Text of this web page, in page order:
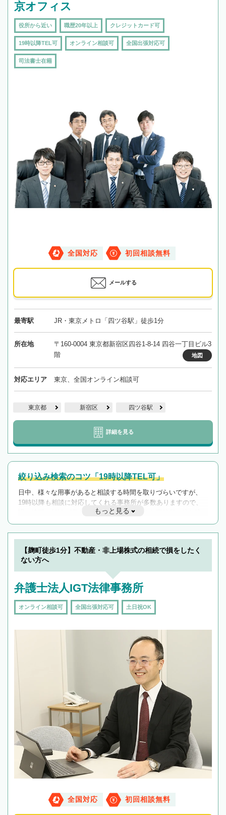
京オフィス
役所から近い 職歴20年以上 クレジットカード可
19時以降TEL可 オンライン相談可 全国出張対応可
司法書士在籍
全国対応 初回相談無料
メールする
最寄駅 JR・東京メトロ「四ツ谷駅」徒歩1分
所在地
〒160-0004 東京都新宿区四谷1-8-14 四谷一丁目ビル3
階
地図
対応エリア 東京、全国オンライン相談可
東京都 新宿区 四ツ谷駅
詳細を見る
絞り込み検索のコツ「19時以降TEL可」
日中、様々な用事があると相談する時間を取りづらいですが、
19時以降も相談に対応してくれる事務所が多数ありますので、
遅い時間の相談が増えそうな場合はそのような事務所に絞り込
んで検索してみましょう。
19時以降TEL可の条件
を加えて再検索
もっと見る
【麹町徒歩1分】不動産・非上場株式の相続で損をしたく
ない方へ
弁護士法人IGT法律事務所
オンライン相談可 全国出張対応可 土日祝OK
全国対応 初回相談無料